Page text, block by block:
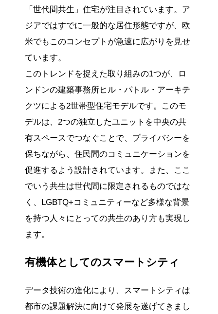
「世代間共生」住宅が注目されています。ア
ジアではすでに一般的な居住形態ですが、欧
米でもこのコンセプトが急速に広がりを見せ
ています。
このトレンドを捉えた取り組みの1つが、ロ
ンドンの建築事務所ヒル・パトル・アーキテ
クツによる2世帯型住宅モデルです。このモ
デルは、2つの独立したユニットを中央の共
有スペースでつなぐことで、プライバシーを
保ちながら、住民間のコミュニケーションを
促進するよう設計されています。また、ここ
でいう共生は世代間に限定されるものではな
く、LGBTQ+コミュニティーなど多様な背景
を持つ人々にとっての共生のあり方も実現し
ます。
有機体としてのスマートシティ
データ技術の進化により、スマートシティは
都市の課題解決に向けて発展を遂げてきまし